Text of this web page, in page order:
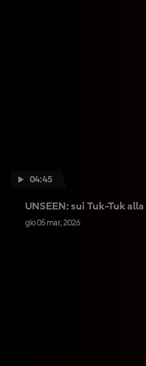
04:45
UNSEEN: sui Tuk-Tuk
gio 05 mar, 2026